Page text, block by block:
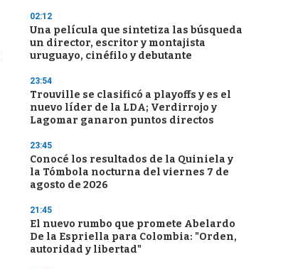
02:12
Una película que sintetiza las búsqueda
un director, escritor y montajista
uruguayo, cinéfilo y debutante
23:54
Trouville se clasificó a playoffs y es el
nuevo líder de la LDA; Verdirrojo y
Lagomar ganaron puntos directos
23:45
Conocé los resultados de la Quiniela y
la Tómbola nocturna del viernes 7 de
agosto de 2026
21:45
El nuevo rumbo que promete Abelardo
De la Espriella para Colombia: "Orden,
autoridad y libertad"